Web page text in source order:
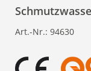
Art.-Nr.: 94630